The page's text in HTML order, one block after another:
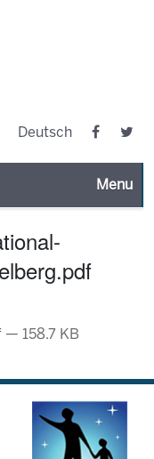
Deutsch
Toggle
— 158.7 KB